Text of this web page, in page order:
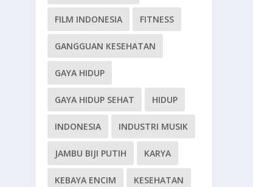
FILM INDONESIA FITNESS
GANGGUAN KESEHATAN
GAYA HIDUP
GAYA HIDUP SEHAT HIDUP
INDONESIA INDUSTRI MUSIK
JAMBU BIJI PUTIH KARYA
KEBAYA ENCIM KESEHATAN